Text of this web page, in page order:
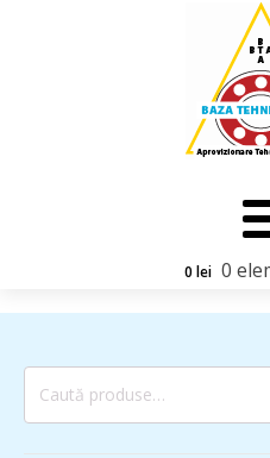
0 lei 0
Caută